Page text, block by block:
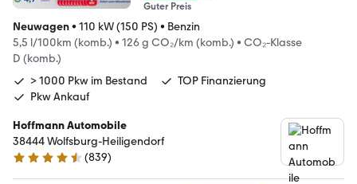
Guter Preis
Neuwagen• 110 kW (150 PS) • Benzin
5,5 l/100km (komb.) • 126 g CO₂/km (komb.) • CO₂-Klasse
D (komb.)
> 1000 Pkw im Bestand
TOP Finanzierung
Pkw Ankauf
Hoffmann Automobile
38444 Wolfsburg-Heiligendorf
4.5 Sterne
(839)